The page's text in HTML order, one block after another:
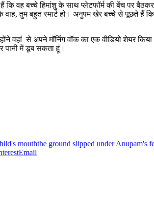
वह बच्चे हिमांशु के साथ प्लेटफॉर्म की बेंच पर
तुम बहुत स्मार्ट हो। अनुपम खेर बच्चे से पूछते हैं
वहां से अपने मॉर्निग वॉक का एक वीडियो शेयर
पानी में डूब सकता हूं।
mouththe ground slipped under Anupam's
Email